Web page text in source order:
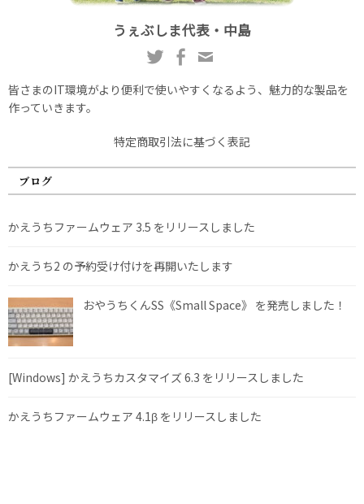
うぇぶしま代表・中島
皆さまのIT環境がより便利で使いやすくなるよう、魅力的な製品を
作っていきます。
特定商取引法に基づく表記
ブログ
かえうちファームウェア 3.5 をリリースしました
かえうち2 の予約受け付けを再開いたします
おやうちくんSS《Small Space》 を発売しました！
[Windows] かえうちカスタマイズ 6.3 をリリースしました
かえうちファームウェア 4.1β をリリースしました